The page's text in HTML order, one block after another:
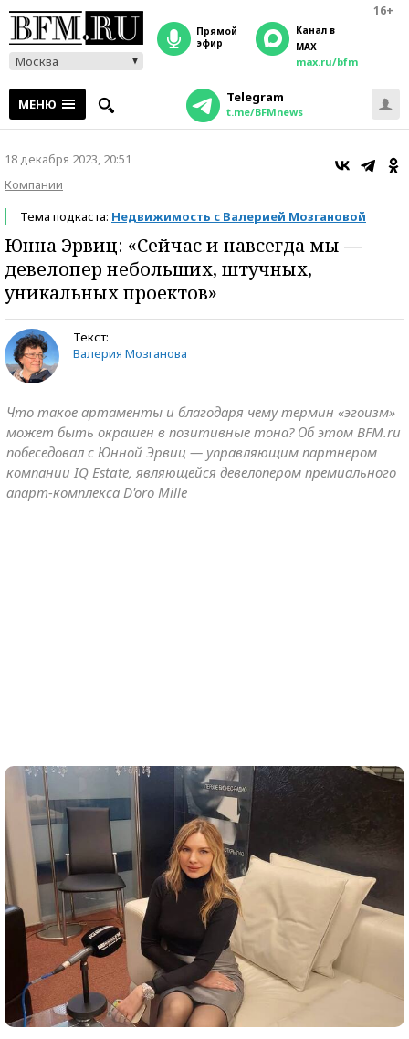
16+
Москва
прямой
эфир
Канал в
MAX
max.ru/bfm
МЕНЮ Telegram
t.me/BFMnews
18 декабря 2023, 20:51
Компании
Тема подкаста: Недвижимость с Валерией Мозгановой
Юнна Эрвиц: «Сейчас и навсегда мы —
девелопер небольших, штучных,
уникальных проектов»
Текст:
Валерия Мозганова
Что такое артаменты и благодаря чему термин «эгоизм»
может быть окрашен в позитивные тона? Об этом BFM.ru
побеседовал с Юнной Эрвиц — управляющим партнером
компании IQ Estate, являющейся девелопером премиального
апарт-комплекса D'oro Mille